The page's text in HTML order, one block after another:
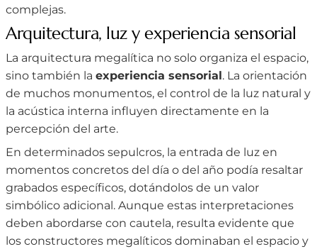
complejas.
Arquitectura, luz y experiencia sensorial
La arquitectura megalítica no solo organiza el espacio,
sino también la experiencia sensorial. La orientación
de muchos monumentos, el control de la luz natural y
la acústica interna influyen directamente en la
percepción del arte.
En determinados sepulcros, la entrada de luz en
momentos concretos del día o del año podía resaltar
grabados específicos, dotándolos de un valor
simbólico adicional. Aunque estas interpretaciones
deben abordarse con cautela, resulta evidente que
los constructores megalíticos dominaban el espacio y